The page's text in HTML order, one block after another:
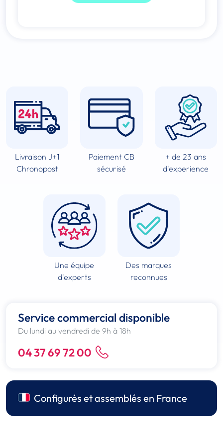
Livraison J+1
Chronopost
Paiement CB
sécurisé
+ de 23 ans
d'experience
Une équipe
d'experts
Des marques
reconnues
Service commercial disponible
Du lundi au vendredi de 9h à 18h
04 37 69 72 00
Configurés et assemblés en France